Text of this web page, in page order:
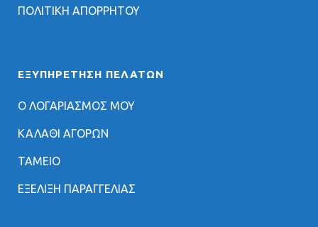
ΠΟΛΙΤΙΚΗ ΑΠΟΡΡΗΤΟΥ
ΕΞΥΠΗΡΈΤΗΣΗ ΠΕΛΑΤΏΝ
Ο ΛΟΓΑΡΙΑΣΜΟΣ ΜΟΥ
ΚΑΛΑΘΙ ΑΓΟΡΩΝ
ΤΑΜΕΙΟ
ΕΞΕΛΙΞΗ ΠΑΡΑΓΓΕΛΙΑΣ